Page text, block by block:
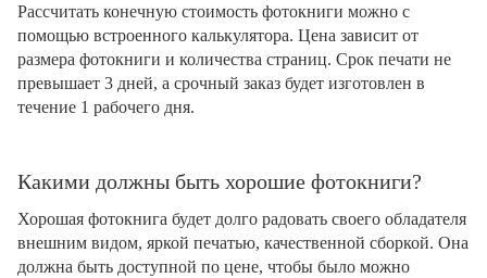
Рассчитать конечную стоимость фотокниги можно с
помощью встроенного калькулятора. Цена зависит от
размера фотокниги и количества страниц. Срок печати не
превышает 3 дней, а срочный заказ будет изготовлен в
течение 1 рабочего дня.
Какими должны быть хорошие фотокниги?
Хорошая фотокнига будет долго радовать своего обладателя
внешним видом, яркой печатью, качественной сборкой. Она
должна быть доступной по цене, чтобы было можно